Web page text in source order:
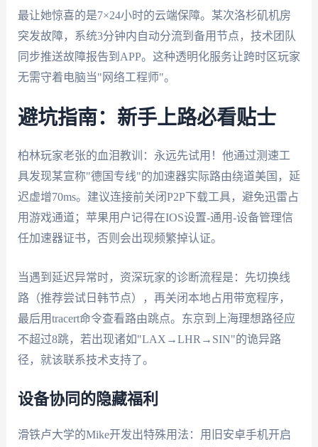
最让她惊喜的是7×24小时的云端保障。某次洛杉矶机房
突发故障，系统3分钟内自动分流到备用节点，技术团队
同步推送故障报告到APP。这种透明化服务让跨时区玩家
无需守着电脑当"网络工程师"。
避坑指南：新手上路必看贴士
柏林玩家老张的血泪教训：永远先试用！他通过测速工
具发现某宣称"德国专线"的加速器实际路由绕道美国，延
迟虚增70ms。建议连接前关闭P2P下载工具，避免迅雷占
用游戏通道；苹果用户记得在IOS设置-通用-设备管理信
任加速器证书，否则会出现频繁掉认证。
当遇到延迟异常时，资深玩家的诊断流程是：先切换线
路（推荐尝试日韩节点），再关闭本地占用带宽程序，
最后用tracert命令查看路由跳点。东京到上海理想路径应
不超过8跳，若出现诸如"LAX→LHR→SIN"的诡异路
径，就该联系技术支持了。
设备协同的隐藏福利
滑铁卢大学的Mike开发出特殊用法：用旧安卓手机开启